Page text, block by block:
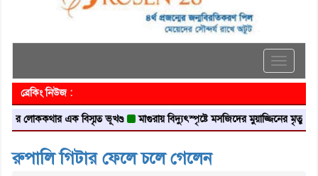
Toggle
ব্রেকিং নিউজ :
এক বিস্মৃত ভূখণ্ড মাগুরায় বিদ্যুৎস্পৃষ্টে মসজিদের মুয়াজ্জিনের মৃত্যু আবৃত্তি
রুপালি গিটার ফেলে চলে গেলেন